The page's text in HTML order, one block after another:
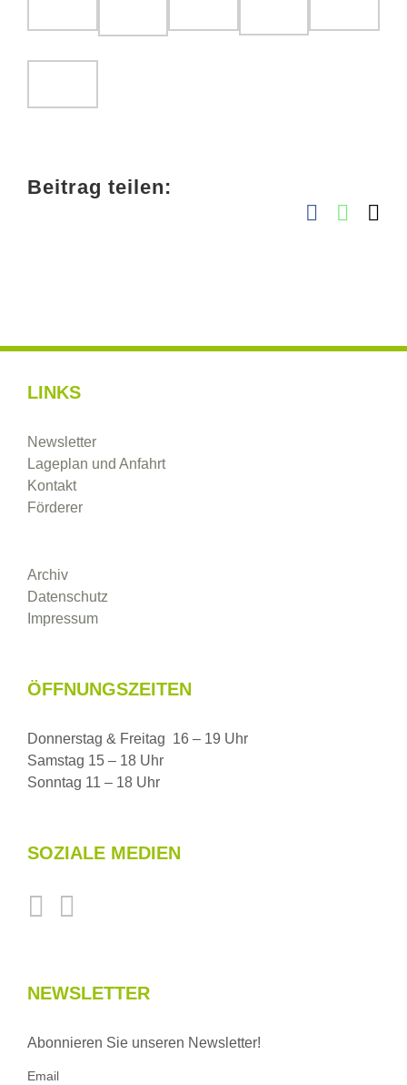
Beitrag teilen:
Facebook
LINKS
Newsletter
Lageplan und Anfahrt
Kontakt
Förderer
Archiv
Datenschutz
Impressum
ÖFFNUNGSZEITEN
Donnerstag & Freitag 16 – 19 Uhr
Samstag 15 – 18 Uhr
Sonntag 11 – 18 Uhr
SOZIALE MEDIEN
NEWSLETTER
Abonnieren Sie unseren Newsletter!
Email